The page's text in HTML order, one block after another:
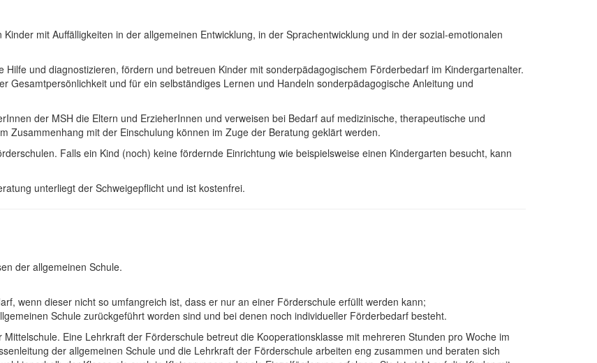
Kinder mit Auffälligkeiten in der allgemeinen Entwicklung, in der Sprachentwicklung und in der sozial-emotionalen
und diagnostizieren, fördern und betreuen Kinder mit sonderpädagogischem Förderbedarf im Kindergartenalter.
Gesamtpersönlichkeit und für ein selbständiges Lernen und Handeln sonderpädagogische Anleitung und
der MSH die Eltern und ErzieherInnen und verweisen bei Bedarf auf medizinische, therapeutische und
Zusammenhang mit der Einschulung können im Zuge der Beratung geklärt werden.
Falls ein Kind (noch) keine fördernde Einrichtung wie beispielsweise einen Kindergarten besucht, kann
unterliegt der Schweigepflicht und ist kostenfrei.
der allgemeinen Schule.
wenn dieser nicht so umfangreich ist, dass er nur an einer Förderschule erfüllt werden kann;
Schule zurückgeführt worden sind und bei denen noch individueller Förderbedarf besteht.
Eine Lehrkraft der Förderschule betreut die Kooperationsklasse mit mehreren Stunden pro Woche im
der allgemeinen Schule und die Lehrkraft der Förderschule arbeiten eng zusammen und beraten sich